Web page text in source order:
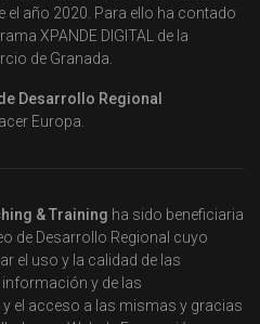
el año 2020. Para ello ha contado
XPANDE DIGITAL de la
de Granada.
Desarrollo Regional
Europa.
& Training ha sido beneficiaria
de Desarrollo Regional cuyo
el uso y la calidad de las
y de las
el acceso a las mismas y gracias